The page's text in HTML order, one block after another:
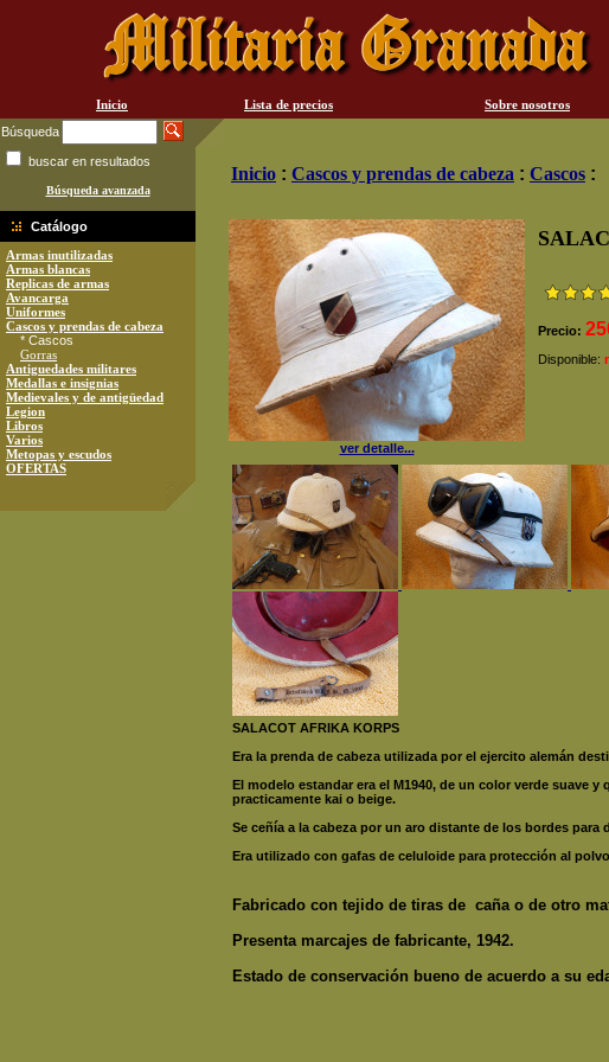
Inicio Lista de precios Sobre nosotros
Búsqueda
buscar en resultados
Búsqueda avanzada
Catálogo
Armas inutilizadas
Armas blancas
Replicas de armas
Avancarga
Uniformes
Cascos y prendas de cabeza
* Cascos
Gorras
Antiguedades militares
Medallas e insignias
Medievales y de antigüedad
Legion
Libros
Varios
Metopas y escudos
OFERTAS
Inicio : Cascos y prendas de cabeza : Cascos :
ver detalle...
Precio:
Disponible:
SALACOT AFRIKA KORPS
Era la prenda de cabeza utilizada por el ejercito alemán
El modelo estandar era el M1940, de un color verde suave
practicamente kai o beige.
Se ceñía a la cabeza por un aro distante de los bordes
Era utilizado con gafas de celuloide para protección al
Fabricado con tejido de tiras de caña o de otro
Presenta marcajes de fabricante, 1942.
Estado de conservación bueno de acuerdo a su